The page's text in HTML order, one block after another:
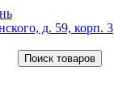
д. 59, корп. 3
Поиск товаров